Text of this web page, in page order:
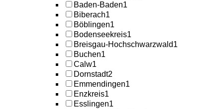
Baden-Baden1
Biberach1
Böblingen1
Bodenseekreis1
Breisgau-Hochschwarzwald1
Buchen1
Calw1
Dornstadt2
Emmendingen1
Enzkreis1
Esslingen1